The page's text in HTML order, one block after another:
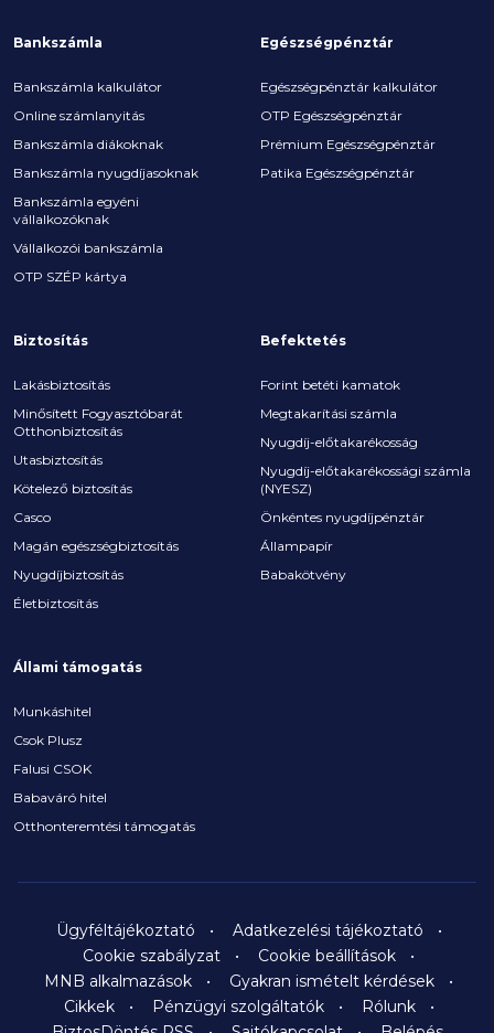
Bankszámla
Bankszámla kalkulátor
Online számlanyitás
Bankszámla diákoknak
Bankszámla nyugdíjasoknak
Bankszámla egyéni
vállalkozóknak
Vállalkozói bankszámla
OTP SZÉP kártya
Egészségpénztár
Egészségpénztár kalkulátor
OTP Egészségpénztár
Prémium Egészségpénztár
Patika Egészségpénztár
Biztosítás
Lakásbiztosítás
Minősített Fogyasztóbarát
Otthonbiztosítás
Utasbiztosítás
Kötelező biztosítás
Casco
Magán egészségbiztosítás
Nyugdíjbiztosítás
Életbiztosítás
Befektetés
Forint betéti kamatok
Megtakarítási számla
Nyugdíj-előtakarékosság
Nyugdíj-előtakarékossági számla
(NYESZ)
Önkéntes nyugdíjpénztár
Állampapír
Babakötvény
Állami támogatás
Munkáshitel
Csok Plusz
Falusi CSOK
Babaváró hitel
Otthonteremtési támogatás
Ügyféltájékoztató
Adatkezelési tájékoztató
Cookie szabályzat
Cookie beállítások
MNB alkalmazások
Gyakran ismételt kérdések
Cikkek
Pénzügyi szolgáltatók
Rólunk